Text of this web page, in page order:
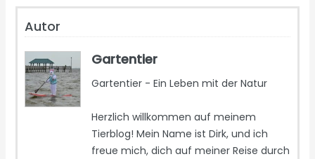
Autor
Gartentier
Gartentier - Ein Leben mit der Natur
Herzlich willkommen auf meinem
Tierblog! Mein Name ist Dirk, und ich
freue mich, dich auf meiner Reise durch